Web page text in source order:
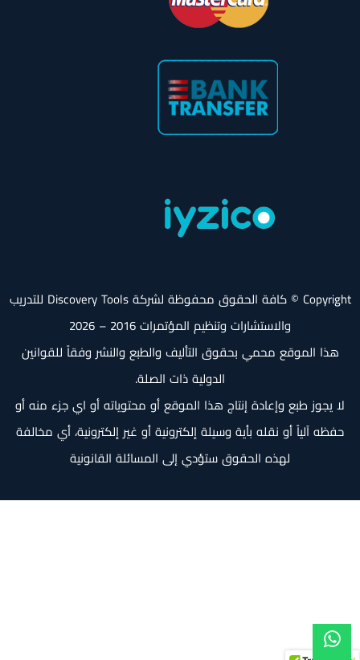
Copyright © كافة الحقوق محفوظة لشركة Discovery Tools للتدريب
والاستشارات وتنظيم المؤتمرات 2016 – 2026
هذا الموقع محمي بحقوق التأليف والطبع والنشر وفقاً للقوانين
الدولية ذات الصلة.
لا يجوز طبع وإعادة إنتاج هذا الموقع أو محتوياته أو اي جزء منه أو
حفظه آلياً أو نقله بأية وسيلة إلكترونية أو غير إلكترونية، أي مخالفة
لهذه الحقوق ستؤدي إلى المسائلة القانونية